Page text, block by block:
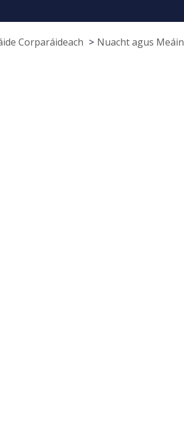
Corparáideach Nuacht agus Meáin